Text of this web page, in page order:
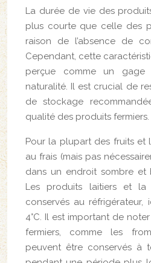
La durée de vie des
plus courte que celle des
raison de l’absence de
Cependant, cette
perçue comme un
naturalité. Il est crucial de
de stockage
qualité des produits fermiers.
Pour la plupart des fruits et
au frais (mais pas
dans un endroit sombre et
Les produits laitiers et
conservés au
4°C. Il est important de
fermiers, comme les
peuvent être conservés à